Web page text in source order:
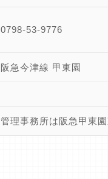
0798-53-9776
阪急今津線 甲東園
管理事務所は阪急甲東